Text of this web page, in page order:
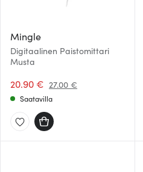
Mingle
Digitaalinen Paistomittari
Musta
20.90 € 27.00 €
Saatavilla